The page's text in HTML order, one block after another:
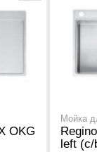
OKG
Мойка
left